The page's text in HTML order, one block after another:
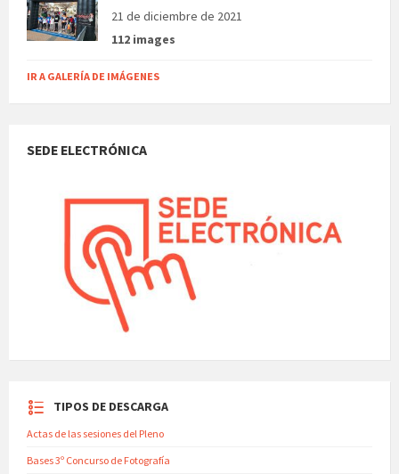
21 de diciembre de 2021
112 images
IR A GALERÍA DE IMÁGENES
SEDE ELECTRÓNICA
TIPOS DE DESCARGA
Actas de las sesiones del Pleno
Bases 3º Concurso de Fotografía